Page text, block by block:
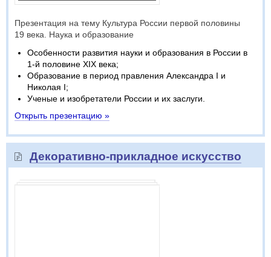
Презентация на тему Культура России первой половины
19 века. Наука и образование
Особенности развития науки и образования в России в
1-й половине XIX века;
Образование в период правления Александра I и
Николая I;
Ученые и изобретатели России и их заслуги.
Открыть презентацию »
Декоративно-прикладное искусство